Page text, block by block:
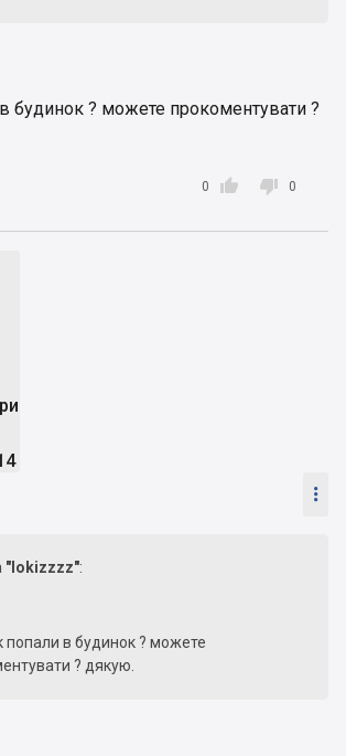
будинок ? можете прокоментувати ?

0  0

"lokizzzz":
попали в будинок ? можете
? дякую.